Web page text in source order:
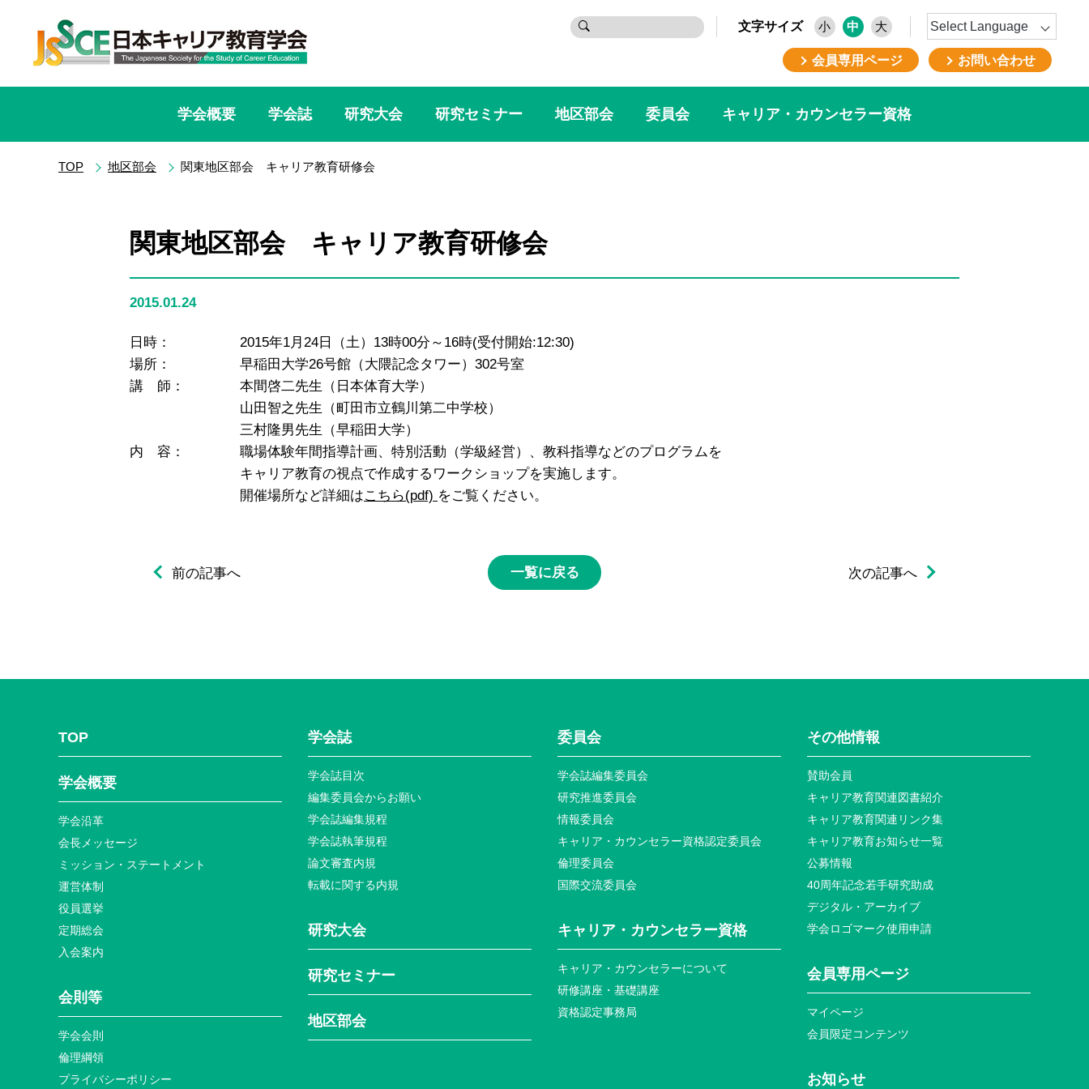
検
文字サイズ 小 中 大
会員専用ページ お問い合わせ
学会概要 学会誌 研究大会 研究セミナー 地区部会 委員会 キャリア・カウンセラー資格
TOP 地区部会 関東地区部会 キャリア教育研修会
関東地区部会 キャリア教育研修会
2015.01.24
日時： 2015年1月24日（土）13時00分～16時(受付開始:12:30)
場所： 早稲田大学26号館（大隈記念タワー）302号室
講 師： 本間啓二先生（日本体育大学）
山田智之先生（町田市立鶴川第二中学校）
三村隆男先生（早稲田大学）
内 容： 職場体験年間指導計画、特別活動（学級経営）、教科指導などのプログラムを
キャリア教育の視点で作成するワークショップを実施します。
開催場所など詳細はこちら(pdf) をご覧ください。
前の記事へ 次の記事へ
一覧に戻る
TOP
学会概要
学会沿革
会長メッセージ
ミッション・ステートメント
運営体制
役員選挙
定期総会
入会案内
会則等
学会会則
倫理綱領
プライバシーポリシー
学会誌
学会誌目次
編集委員会からお願い
学会誌編集規程
学会誌執筆規程
論文審査内規
転載に関する内規
研究大会
研究セミナー
地区部会
委員会
学会誌編集委員会
研究推進委員会
情報委員会
キャリア・カウンセラー資格認定委員会
倫理委員会
国際交流委員会
キャリア・カウンセラー資格
キャリア・カウンセラーについて
研修講座・基礎講座
資格認定事務局
その他情報
賛助会員
キャリア教育関連図書紹介
キャリア教育関連リンク集
キャリア教育お知らせ⼀覧
公募情報
40周年記念若⼿研究助成
デジタル・アーカイブ
学会ロゴマーク使⽤申請
会員専⽤ページ
マイページ
会員限定コンテンツ
お知らせ